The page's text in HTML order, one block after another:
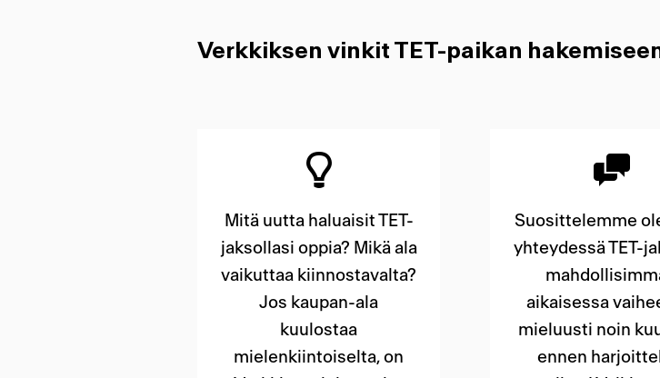
Verkkiksen vinkit TET-paikan
Mitä uutta haluaisit TET-
jaksollasi oppia? Mikä ala
vaikuttaa kiinnostavalta?
Jos kaupan-ala
kuulostaa
mielenkiintoiselta, on
Suosittelemme
yhteydessä TET-
aikaisessa
mieluusti noin
ennen